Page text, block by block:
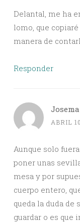
Delantal, me ha
lomo, que
manera de
Responder
ABRIL
Aunque solo
poner unas
mesa y por
cuerpo entero,
queda la duda de
guardar o es que